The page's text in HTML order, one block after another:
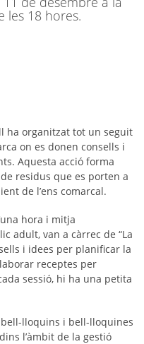
les 18 hores.
ha organitzat tot un seguit
on es donen consells i
Aquesta acció forma
residus que es porten a
de l’ens comarcal.
hora i mitja
adult, van a càrrec de “La
i idees per planificar la
receptes per
sessió, hi ha una petita
bell-lloquins i bell-lloquines
l’àmbit de la gestió